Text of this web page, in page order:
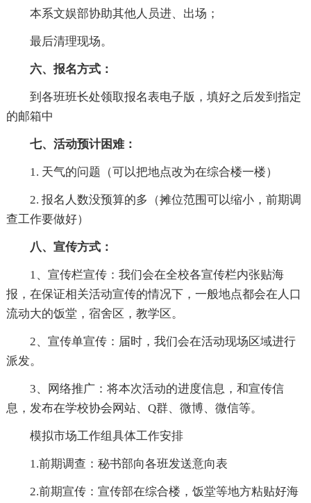
本系文娱部协助其他人员进、出场；
最后清理现场。
六、报名方式：
到各班班长处领取报名表电子版，填好之后发到指定
的邮箱中
七、活动预计困难：
1. 天气的问题（可以把地点改为在综合楼一楼）
2. 报名人数没预算的多（摊位范围可以缩小，前期调
查工作要做好）
八、宣传方式：
1、宣传栏宣传：我们会在全校各宣传栏内张贴海
报，在保证相关活动宣传的情况下，一般地点都会在人口
流动大的饭堂，宿舍区，教学区。
2、宣传单宣传：届时，我们会在活动现场区域进行
派发。
3、网络推广：将本次活动的进度信息，和宣传信
息，发布在学校协会网站、Q群、微博、微信等。
模拟市场工作组具体工作安排
1.前期调查：秘书部向各班发送意向表
2.前期宣传：宣传部在综合楼，饭堂等地方粘贴好海